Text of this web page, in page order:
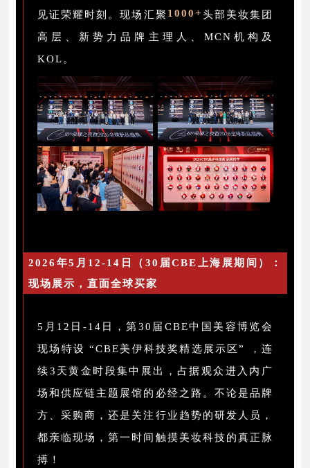
见证荣耀时刻。现场汇聚 1000+头部美妆集团
高层、新势力品牌主理人、MCN机构及
KOL。
2026年5月12-14日（30届CBE上海展期间）：
现场展示，直面全球买家
5月12日-14日，第30届CBE中国美容博览会
现场特设 “CBE美伊科技奖精选展示区” ，连
续3天黄金时段集中展出，占据观众进入内广
场和供应链主题展馆的必经之路。不论是品牌
方、采购商，还是关注行业趋势的研发人员，
都亲临现场，第一时间触摸美妆科技的真正脉
搏！